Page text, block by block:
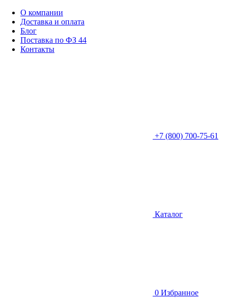
О компании
Доставка и оплата
Блог
Поставка по ФЗ 44
Контакты
+7 (800) 700-75-61
Каталог
0 Избранное